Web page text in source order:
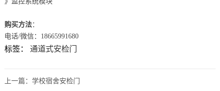
购买方法：
电话/微信：18665991680
标签： 通道式安检门
上一篇： 学校宿舍安检门